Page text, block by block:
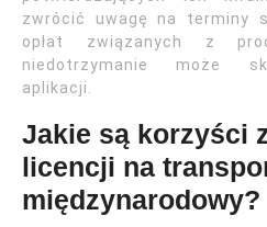
zwrócić uwagę na terminy
opłat związanych z
niedotrzymanie może
aplikacji.
Jakie są korzyści
licencji na
międzynarodowy?